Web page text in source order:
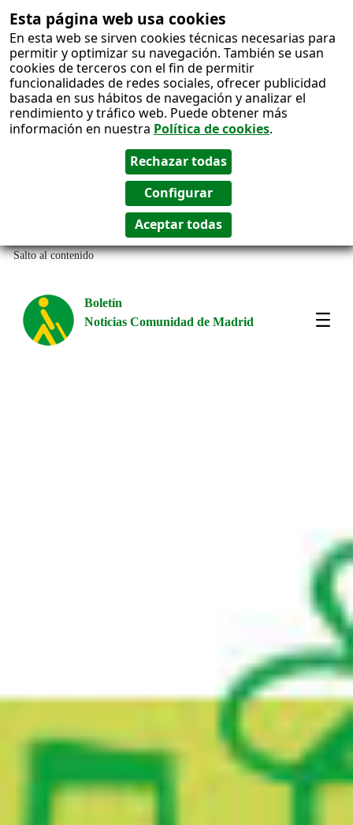
Esta página web usa cookies
En esta web se sirven cookies técnicas necesarias para
permitir y optimizar su navegación. También se usan
cookies de terceros con el fin de permitir
funcionalidades de redes sociales, ofrecer publicidad
basada en sus hábitos de navegación y analizar el
rendimiento y tráfico web. Puede obtener más
información en nuestra Política de cookies.
Salto al contenido
Boletín
Noticias Comunidad de Madrid